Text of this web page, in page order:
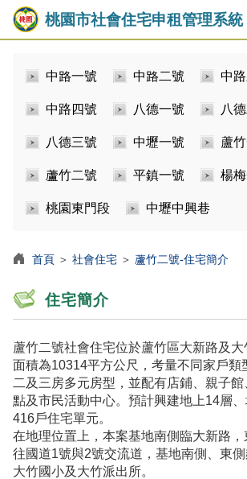
桃園市社會住宅申租管理系統
中路一號 中路二號 中
中路四號 八德一號 八
八德三號 中壢一號 蘆
蘆竹二號 平鎮一號 楊
桃園東門段 中壢中興巷
首頁 ＞ 社會住宅 ＞ 蘆竹二號-住宅簡介
住宅簡介
蘆竹二號社會住宅位於蘆竹區大新路及
面積為10314平方公尺，考量不同家戶類
二及三房多元房型，並配有店鋪、親子
點及市民活動中心。預計興建地上14層
416戶住宅單元。
在地理位置上，本案基地南側臨大新路
往國道1號與2號交流道，基地南側、東側
大竹國小及大竹派出所。